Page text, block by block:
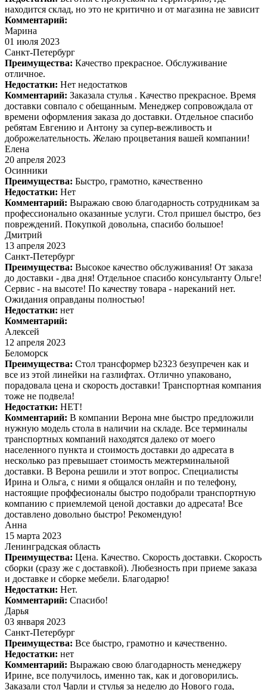
находится склад, но это не критично и от магазина не зависит
Комментарий:
Марина
01 июля 2023
Санкт-Петербург
Преимущества: Качество прекрасное. Обслуживание
отличное.
Недостатки: Нет недостатков
Комментарий: Заказала стулья . Качество прекрасное. Время
доставки совпало с обещанным. Менеджер сопровождала от
времени оформления заказа до доставки. Отдельное спасибо
ребятам Евгению и Антону за супер-вежливость и
доброжелательность. Желаю процветания вашей компании!
Елена
20 апреля 2023
Осинники
Преимущества: Быстро, грамотно, качественно
Недостатки: Нет
Комментарий: Выражаю свою благодарность сотрудникам за
профессионально оказанные услуги. Стол пришел быстро, без
повреждений. Покупкой довольна, спасибо большое!
Дмитрий
13 апреля 2023
Санкт-Петербург
Преимущества: Высокое качество обслуживания! От заказа
до доставки - два дня! Отдельное спасибо консультанту Ольге!
Сервис - на высоте! По качеству товара - нареканий нет.
Ожидания оправданы полностью!
Недостатки: нет
Комментарий:
Алексей
12 апреля 2023
Беломорск
Преимущества: Стол трансформер b2323 безупречен как и
все из этой линейки на газлифтах. Отлично упаковано,
порадовала цена и скорость доставки! Транспортная компания
тоже не подвела!
Недостатки: НЕТ!
Комментарий: В компании Верона мне быстро предложили
нужную модель стола в наличии на складе. Все терминалы
транспортных компаний находятся далеко от моего
населенного пункта и стоимость доставки до адресата в
несколько раз превышает стоимость межтерминальной
доставки. В Верона решили и этот вопрос. Специалисты
Ирина и Ольга, с ними я общался онлайн и по телефону,
настоящие проффесионалы быстро подобрали транспортную
компанию с приемлемой ценой доставки до адресата! Все
доставлено довольно быстро! Рекомендую!
Анна
15 марта 2023
Ленинградская область
Преимущества: Цена. Качество. Скорость доставки. Скорость
сборки (сразу же с доставкой). Любезность при приеме заказа
и доставке и сборке мебели. Благодарю!
Недостатки: Нет.
Комментарий: Спасибо!
Дарья
03 января 2023
Санкт-Петербург
Преимущества: Все быстро, грамотно и качественно.
Недостатки: нет
Комментарий: Выражаю свою благодарность менеджеру
Ирине, все получилось, именно так, как и договорились.
Заказали стол Чарли и стулья за неделю до Нового года,